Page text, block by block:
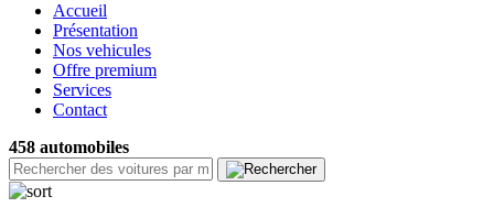
Accueil
Présentation
Nos vehicules
Offre premium
Services
Contact
458 automobiles